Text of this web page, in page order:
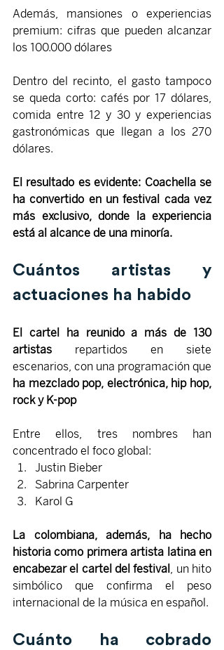
Además, mansiones o experiencias
premium: cifras que pueden alcanzar
los 100.000 dólares
Dentro del recinto, el gasto tampoco
se queda corto: cafés por 17 dólares,
comida entre 12 y 30 y experiencias
gastronómicas que llegan a los 270
dólares.
El resultado es evidente: Coachella se
ha convertido en un festival cada vez
más exclusivo, donde la experiencia
está al alcance de una minoría.
Cuántos artistas y
actuaciones ha habido
El cartel ha reunido a más de 130
artistas repartidos en siete
ha mezclado pop, electrónica, hip hop,
rock y K-pop
Entre ellos, tres nombres han
concentrado el foco global:
Justin Bieber
Sabrina Carpenter
Karol G
La colombiana, además, ha hecho
historia como primera artista latina en
encabezar el cartel del festival , un hito
simbólico que confirma el peso
internacional de la música en español.
Cuánto ha cobrado